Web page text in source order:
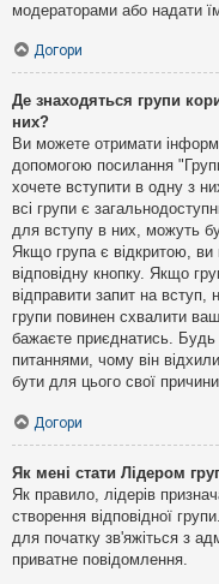
модераторами або надати
Догори
Де знаходяться групи
них?
Ви можете отримати
допомогою посилання
хочете вступити в одну з
всі групи є
для вступу в них, можуть
Якщо група є відкритою,
відповідну кнопку. Якщо
відправити запит на вступ,
групи повинен схвалити
бажаєте приєднатись. Будь
питаннями, чому він
бути для цього свої
Догори
Як мені стати Лідером
Як правило, лідерів
створення відповідної
для початку зв'яжіться з
приватне повідомлення.